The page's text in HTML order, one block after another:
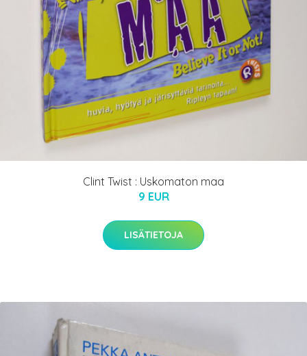
Clint Twist : Uskomaton maa
9 EUR
LISÄTIETOJA